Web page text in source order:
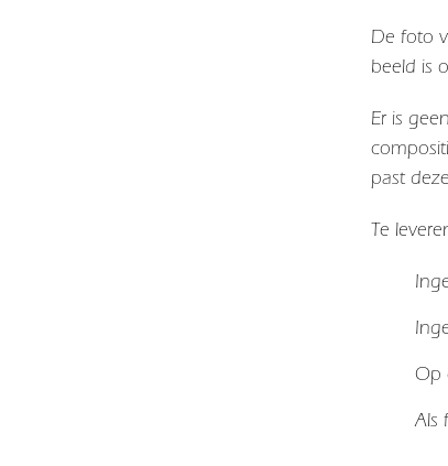
De foto
beeld is
Er is
past
Te
Op
Als